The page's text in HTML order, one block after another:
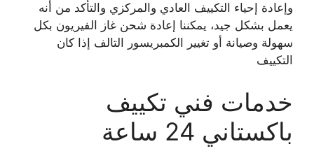
وإعادة إحياء التكييف العادي والمركزي والتأكد من أنه
يعمل بشكل جيد، يمكننا إعادة شحن غاز الفيريون بكل
سهولة وصيانة أو تغيير الكمبريسور التالف إذا كان
التكييف
خدمات فني تكييف
باكستاني 24 ساعة